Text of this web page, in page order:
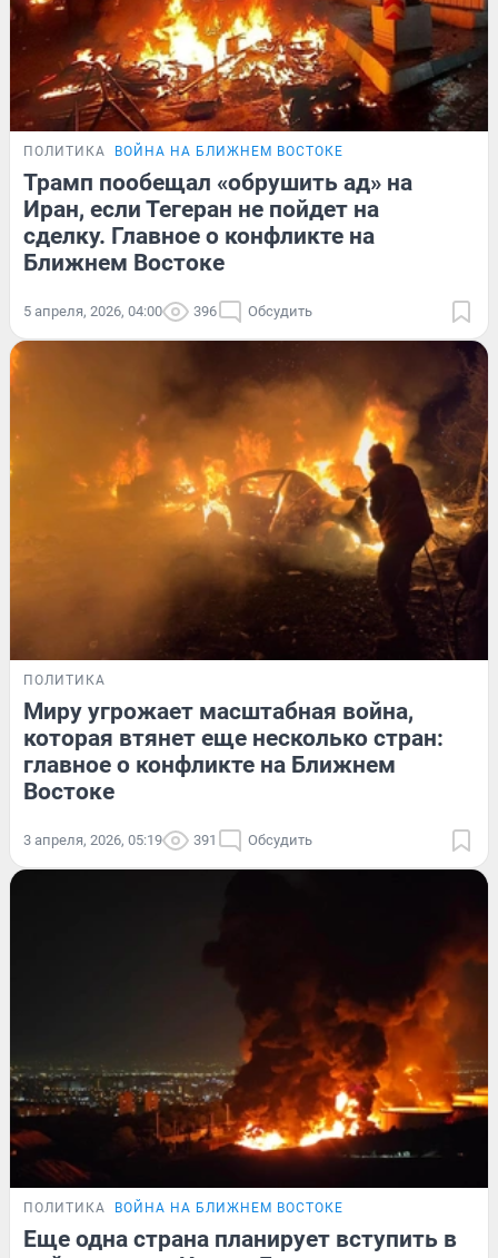
ПОЛИТИКА ВОЙНА НА БЛИЖНЕМ ВОСТОКЕ
Трамп пообещал «обрушить ад» на
Иран, если Тегеран не пойдет на
сделку. Главное о конфликте на
Ближнем Востоке
5 апреля, 2026, 04:00 396 Обсудить
ПОЛИТИКА
Миру угрожает масштабная война,
которая втянет еще несколько стран:
главное о конфликте на Ближнем
Востоке
3 апреля, 2026, 05:19 391 Обсудить
ПОЛИТИКА ВОЙНА НА БЛИЖНЕМ ВОСТОКЕ
Еще одна страна планирует вступить в